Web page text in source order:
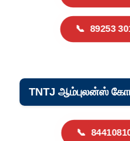
📞 89253
TNTJ ஆம்புலன்ஸ்
📞